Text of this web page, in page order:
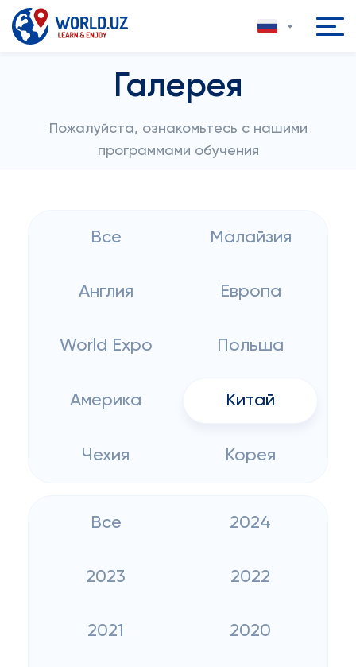
Галерея
Пожалуйста, ознакомьтесь с нашими
программами обучения
Все Малайзия
Англия Европа
World Expo Польша
Америка Китай
Чехия Корея
Все 2024
2023 2022
2021 2020